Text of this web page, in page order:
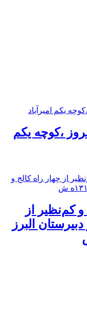
،کوچه یکم
کم‌نظیر از
البرز